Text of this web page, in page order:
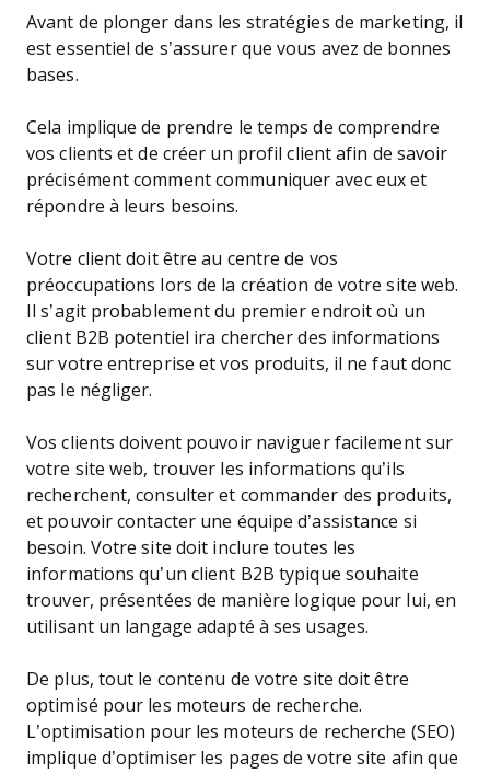
Avant de plonger dans les stratégies de marketing, il
est essentiel de s’assurer que vous avez de bonnes
bases.
Cela implique de prendre le temps de comprendre
vos clients et de créer un profil client afin de savoir
précisément comment communiquer avec eux et
répondre à leurs besoins.
Votre client doit être au centre de vos
préoccupations lors de la création de votre site web.
Il s’agit probablement du premier endroit où un
client B2B potentiel ira chercher des informations
sur votre entreprise et vos produits, il ne faut donc
pas le négliger.
Vos clients doivent pouvoir naviguer facilement sur
votre site web, trouver les informations qu’ils
recherchent, consulter et commander des produits,
et pouvoir contacter une équipe d’assistance si
besoin. Votre site doit inclure toutes les
informations qu’un client B2B typique souhaite
trouver, présentées de manière logique pour lui, en
utilisant un langage adapté à ses usages.
De plus, tout le contenu de votre site doit être
optimisé pour les moteurs de recherche.
L’optimisation pour les moteurs de recherche (SEO)
implique d’optimiser les pages de votre site afin que